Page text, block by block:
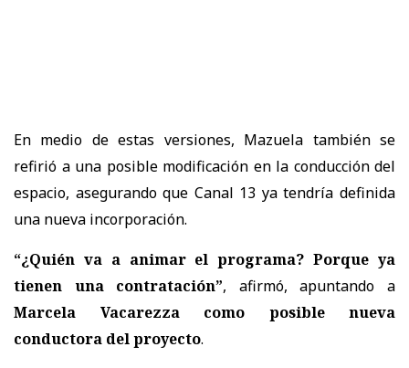
En medio de estas versiones, Mazuela también se
refirió a una posible modificación en la conducción del
espacio, asegurando que Canal 13 ya tendría definida
una nueva incorporación.
“¿Quién va a animar el programa? Porque ya
tienen una contratación”, afirmó, apuntando a
Marcela Vacarezza como posible nueva
conductora del proyecto.